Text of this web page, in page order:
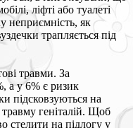
ліфті або туалеті
неприємність, як
трапляється під
травми. За
а у 6% є ризик
підсковзуються на
геніталій. Щоб
стелити на підлогу у